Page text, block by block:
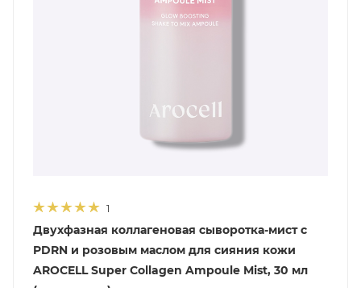
1
Двухфазная коллагеновая сыворотка-мист с
PDRN и розовым маслом для сияния кожи
AROCELL Super Collagen Ampoule Mist, 30 мл